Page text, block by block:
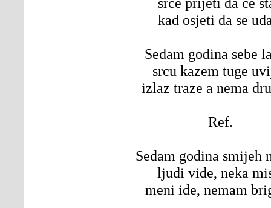
kad osjeti da se
Sedam godina sebe
srcu kazem tuge
izlaz traze a nema
Ref.
Sedam godina smijeh
ljudi vide, neka
meni ide, nemam